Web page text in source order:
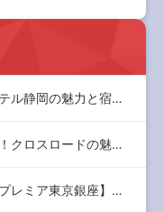
静岡市中心部に位置するガーデンホテル静岡の魅力と宿泊体験
静岡駅近くの多彩なレストラン体験！クロスロードの魅力と店舗情…
銀座周辺に便利な【からくさホテルプレミア東京銀座】：快適な滞…